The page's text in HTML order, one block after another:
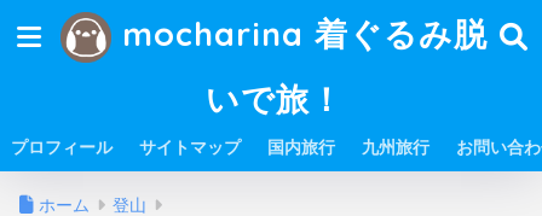
mocharina 着ぐるみ脱
いで旅！
プロフィール サイトマップ 国内旅行 九州旅行 お問い合
ホーム 登山